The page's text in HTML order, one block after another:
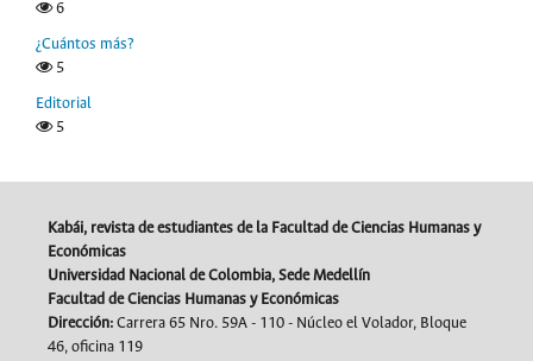
6
¿Cuántos más?
5
Editorial
5
Kabái, revista de estudiantes de la Facultad de Ciencias Humanas y
Económicas
Universidad Nacional de Colombia, Sede Medellín
Facultad de Ciencias Humanas y Económicas
Dirección: Carrera 65 Nro. 59A - 110 - Núcleo el Volador, Bloque
46, oficina 119